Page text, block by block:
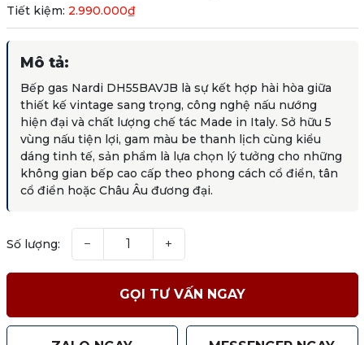
Tiết kiệm: 2.990.000₫
Mô tả:
Bếp gas Nardi DH55BAVJB là sự kết hợp hài hòa giữa
thiết kế vintage sang trọng, công nghệ nấu nướng
hiện đại và chất lượng chế tác Made in Italy. Sở hữu 5
vùng nấu tiện lợi, gam màu be thanh lịch cùng kiểu
dáng tinh tế, sản phẩm là lựa chọn lý tưởng cho những
không gian bếp cao cấp theo phong cách cổ điển, tân
cổ điển hoặc Châu Âu đương đại.
Số lượng: − +
GỌI TƯ VẤN NGAY